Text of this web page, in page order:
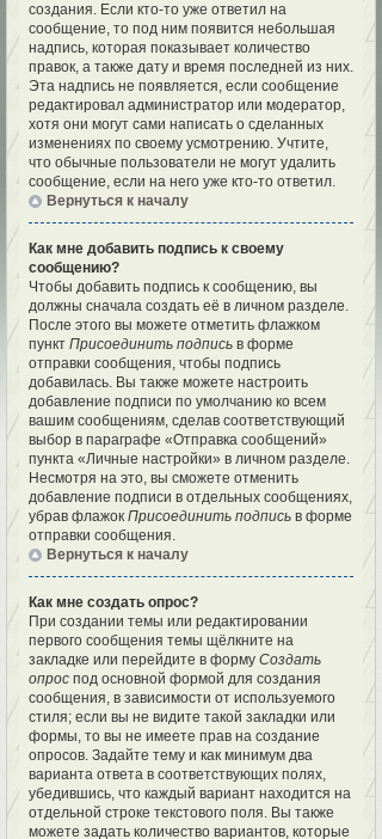
создания. Если кто-то уже ответил на
сообщение, то под ним появится небольшая
надпись, которая показывает количество
правок, а также дату и время последней из них.
Эта надпись не появляется, если сообщение
редактировал администратор или модератор,
хотя они могут сами написать о сделанных
изменениях по своему усмотрению. Учтите,
что обычные пользователи не могут удалить
сообщение, если на него уже кто-то ответил.
Вернуться к началу
Как мне добавить подпись к своему
сообщению?
Чтобы добавить подпись к сообщению, вы
должны сначала создать её в личном разделе.
После этого вы можете отметить флажком
пункт Присоединить подпись в форме
отправки сообщения, чтобы подпись
добавилась. Вы также можете настроить
добавление подписи по умолчанию ко всем
вашим сообщениям, сделав соответствующий
выбор в параграфе «Отправка сообщений»
пункта «Личные настройки» в личном разделе.
Несмотря на это, вы сможете отменить
добавление подписи в отдельных сообщениях,
убрав флажок Присоединить подпись в форме
отправки сообщения.
Вернуться к началу
Как мне создать опрос?
При создании темы или редактировании
первого сообщения темы щёлкните на
закладке или перейдите в форму Создать
опрос под основной формой для создания
сообщения, в зависимости от используемого
стиля; если вы не видите такой закладки или
формы, то вы не имеете прав на создание
опросов. Задайте тему и как минимум два
варианта ответа в соответствующих полях,
убедившись, что каждый вариант находится на
отдельной строке текстового поля. Вы также
можете задать количество вариантов, которые